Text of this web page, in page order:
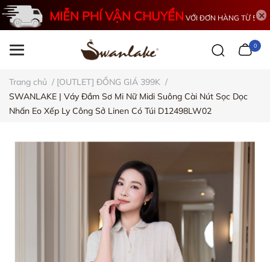
MIỄN PHÍ VẬN CHUYỂN VỚI ĐƠN HÀNG TỪ 500K
0
Trang chủ / [OUTLET] ĐỒNG GIÁ 399K /
SWANLAKE | Váy Đầm Sơ Mi Nữ Midi Suông Cài Nút Sọc Dọc
Nhấn Eo Xếp Ly Công Sở Linen Có Túi D12498LW02